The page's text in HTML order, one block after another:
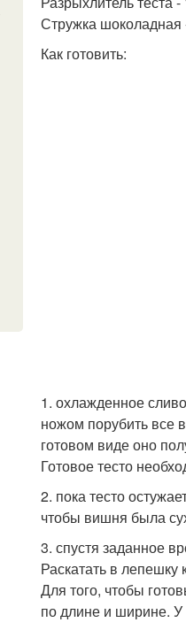
Стружка шоколадная
Как готовить:
1. охлажденное
ножом порубить все
готовом виде оно
Готовое тесто
2. пока тесто
чтобы вишня была
3. спустя заданное
Раскатать в
Для того, чтобы
по длине и ширине. У